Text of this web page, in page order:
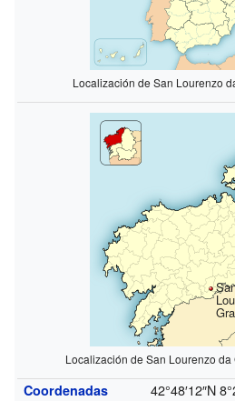
Localización de San Lourenzo
Localización de San Lourenzo
Coordenadas 42°48′12″N